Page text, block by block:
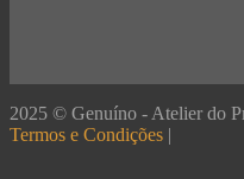
2025 © Genuíno - Atelier do
Termos e Condições |